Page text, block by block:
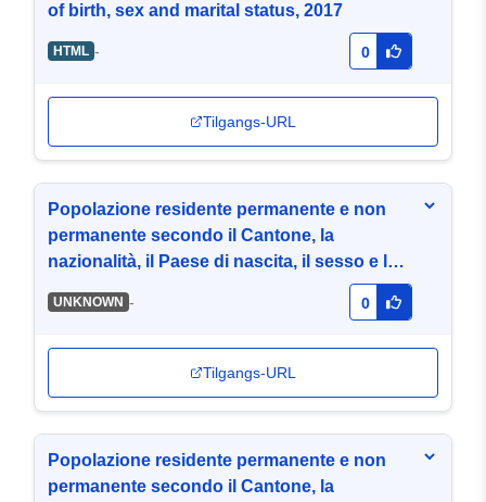
of birth, sex and marital status, 2017
HTML - 0
Tilgangs-URL
Popolazione residente permanente e non
permanente secondo il Cantone, la
nazionalità, il Paese di nascita, il sesso e lo
UNKNOWN - 0
Tilgangs-URL
Popolazione residente permanente e non
permanente secondo il Cantone, la